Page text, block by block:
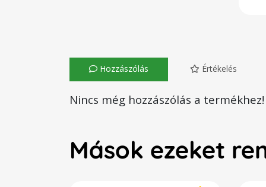
Hozzászólás Értékelés
Nincs még hozzászólás a termékhez!
Mások ezeket